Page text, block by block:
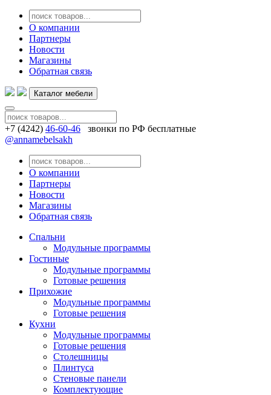
О компании
Партнеры
Новости
Магазины
Обратная связь
Каталог мебели
+7 (4242) 46-60-46
звонки по РФ бесплатные
@annamebelsakh
О компании
Партнеры
Новости
Магазины
Обратная связь
Спальни
Модульные программы
Гостиные
Модульные программы
Готовые решения
Прихожие
Модульные программы
Готовые решения
Кухни
Модульные программы
Готовые решения
Столешницы
Плинтуса
Стеновые панели
Комплектующие